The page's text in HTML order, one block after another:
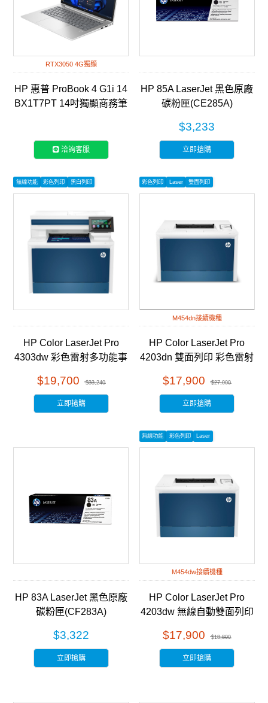
RTX3050 4G獨顯
HP 惠普 ProBook 4 G1i 14
BX1T7PT 14吋獨顯商務筆
洽詢客服
HP 85A LaserJet 黑色原廠
碳粉匣(CE285A)
$3,233
立即搶購
無線功能 彩色列印 黑白列印
HP Color LaserJet Pro
4303dw 彩色雷射多功能事
$19,700 $33,240
立即搶購
彩色列印 Laser 雙面列印
M454dn接續機種
HP Color LaserJet Pro
4203dn 雙面列印 彩色雷射
$17,900 $27,000
立即搶購
HP 83A LaserJet 黑色原廠
碳粉匣(CF283A)
$3,322
立即搶購
無線功能 彩色列印 Laser
M454dw接續機種
HP Color LaserJet Pro
4203dw 無線自動雙面列印
$17,900 $18,800
立即搶購